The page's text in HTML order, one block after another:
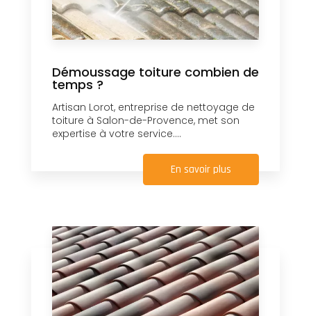
Démoussage toiture combien de
temps ?
Artisan Lorot, entreprise de nettoyage de
toiture à Salon-de-Provence, met son
expertise à votre service....
En savoir plus